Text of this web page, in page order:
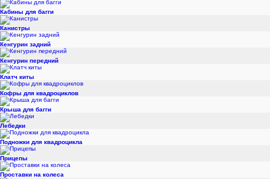
Кабины для багги
Канистры
Кенгурин задний
Кенгурин передний
Клатч киты
Кофры для квадроциклов
Крыша для багги
Лебедки
Подножки для квадроцикла
Прицепы
Проставки на колеса